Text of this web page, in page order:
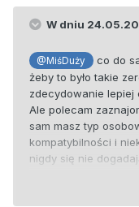
W dniu
@MiśDuży
co do
żeby to było takie
zdecydowanie lepiej
Ale polecam
sam masz typ
kompatybilności i
nigdy się nie